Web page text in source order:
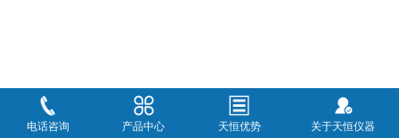
电话咨询 产品中心 天恒优势 关于天恒仪器